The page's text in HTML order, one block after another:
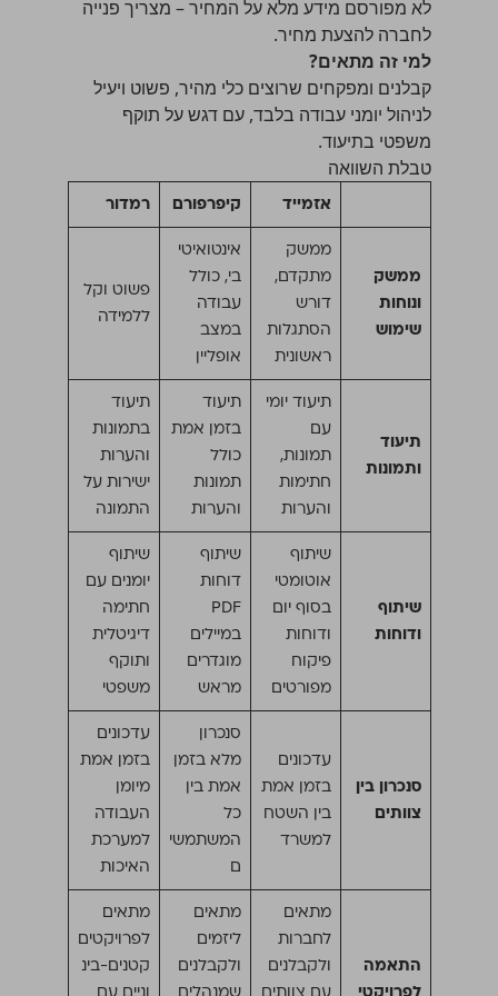
לא מפורסם מידע מלא על המחיר – מצריך פנייה
לחברה להצעת מחיר.
למי זה מתאים?
קבלנים ומפקחים שרוצים כלי מהיר, פשוט ויעיל
לניהול יומני עבודה בלבד, עם דגש על תוקף
משפטי בתיעוד.
טבלת השוואה
אזמייד קיפרפורם רמדור
ממשק
ונוחות
שימוש
ממשק
מתקדם,
דורש
הסתגלות
ראשונית
אינטואיטי
בי, כולל
עבודה
במצב
אופליין
פשוט וקל
ללמידה
תיעוד
ותמונות
תיעוד יומי
עם
תמונות,
חתימות
והערות
תיעוד
בזמן אמת
כולל
תמונות
והערות
תיעוד
בתמונות
והערות
ישירות על
התמונה
שיתוף
ודוחות
שיתוף
אוטומטי
בסוף יום
ודוחות
פיקוח
מפורטים
שיתוף
דוחות
PDF
במיילים
מוגדרים
מראש
שיתוף
יומנים עם
חתימה
דיגיטלית
ותוקף
משפטי
סנכרון בין
צוותים
עדכונים
בזמן אמת
בין השטח
למשרד
סנכרון
מלא בזמן
אמת בין
כל
המשתמשי
ם
עדכונים
בזמן אמת
מיומן
העבודה
למערכת
האיכות
התאמה
מתאים
לחברות
ולקבלנים
מתאים
ליזמים
ולקבלנים
מתאים
לפרויקטים
קטנים-בינ